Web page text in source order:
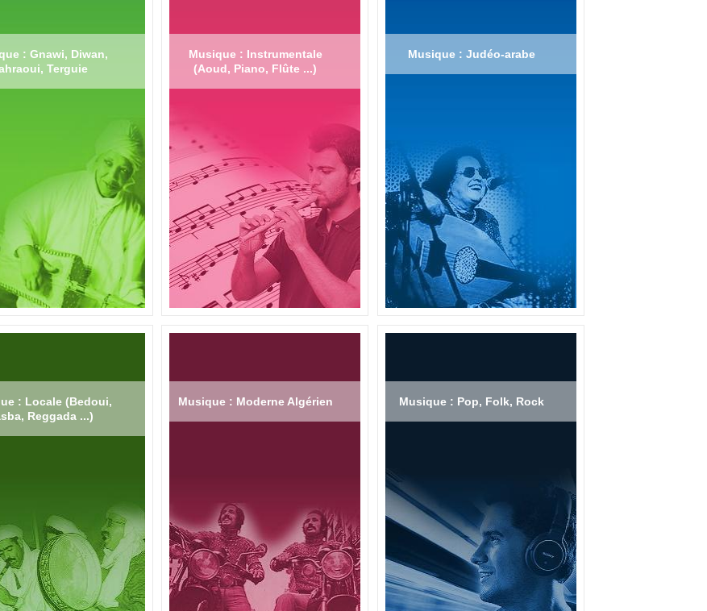
: Gnawi, Diwan,
Terguie
Musique : Instrumentale
(Aoud, Piano, Flûte ...)
Musique : Judéo-arabe
: Locale (Bedoui,
Reggada ...)
Musique : Moderne Algérien Musique : Pop, Folk, Rock